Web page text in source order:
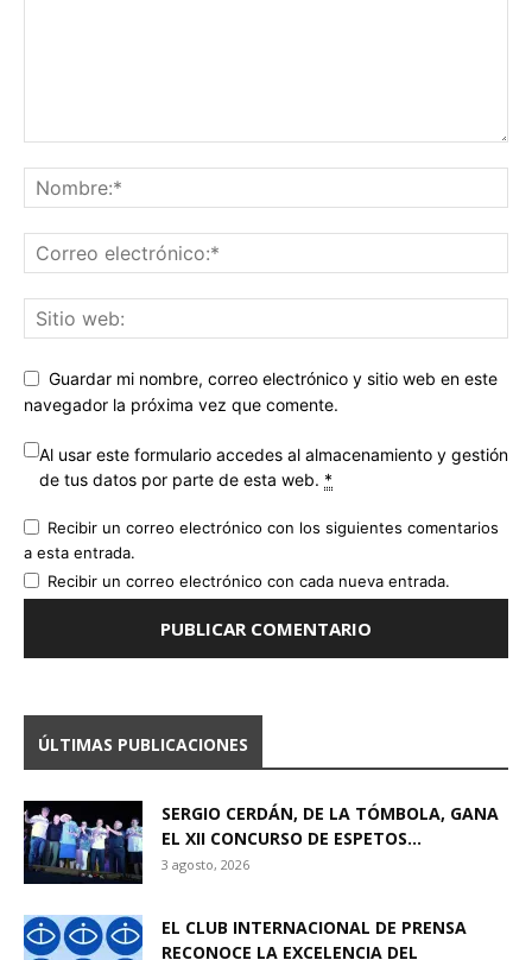
Guardar mi nombre, correo electrónico y sitio web en este
navegador la próxima vez que comente.
Al usar este formulario accedes al almacenamiento y gestión
de tus datos por parte de esta web. *
Recibir un correo electrónico con los siguientes comentarios
a esta entrada.
Recibir un correo electrónico con cada nueva entrada.
ÚLTIMAS PUBLICACIONES
SERGIO CERDÁN, DE LA TÓMBOLA, GANA
EL XII CONCURSO DE ESPETOS...
3 agosto, 2026
EL CLUB INTERNACIONAL DE PRENSA
RECONOCE LA EXCELENCIA DEL